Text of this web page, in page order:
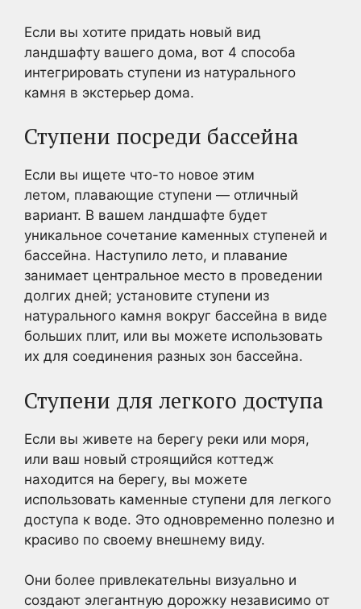
Если вы хотите придать новый вид
ландшафту вашего дома, вот 4 способа
интегрировать ступени из натурального
камня в экстерьер дома.
Ступени посреди бассейна
Если вы ищете что-то новое этим
летом, плавающие ступени — отличный
вариант. В вашем ландшафте будет
уникальное сочетание каменных ступеней и
бассейна. Наступило лето, и плавание
занимает центральное место в проведении
долгих дней; установите ступени из
натурального камня вокруг бассейна в виде
больших плит, или вы можете использовать
их для соединения разных зон бассейна.
Ступени для легкого доступа
Если вы живете на берегу реки или моря,
или ваш новый строящийся коттедж
находится на берегу, вы можете
использовать каменные ступени для легкого
доступа к воде. Это одновременно полезно и
красиво по своему внешнему виду.
Они более привлекательны визуально и
создают элегантную дорожку независимо от